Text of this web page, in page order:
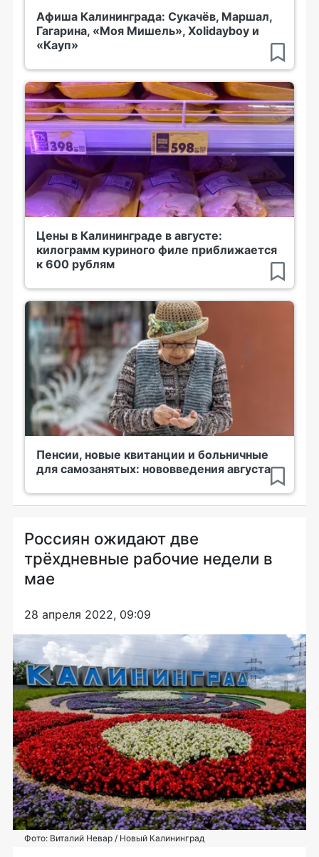
Афиша Калининграда: Сукачёв, Маршал,
Гагарина, «Моя Мишель», Xolidayboy и
«Кауп»
Цены в Калининграде в августе:
килограмм куриного филе приближается
к 600 рублям
Пенсии, новые квитанции и больничные
для самозанятых: нововведения августа
Россиян ожидают две
трёхдневные рабочие недели в
мае
28 апреля 2022, 09:09
Фото: Виталий Невар / Новый Калининград